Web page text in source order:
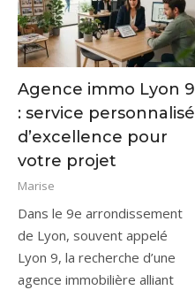
Agence immo Lyon 9
: service personnalisé
d’excellence pour
votre projet
Marise
Dans le 9e arrondissement
de Lyon, souvent appelé
Lyon 9, la recherche d’une
agence immobilière alliant